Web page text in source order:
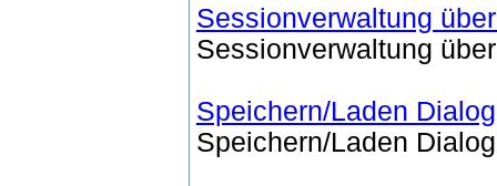
Sessionverwaltung
Sessionverwaltung
Speichern/Laden Dialog
Speichern/Laden Dialog